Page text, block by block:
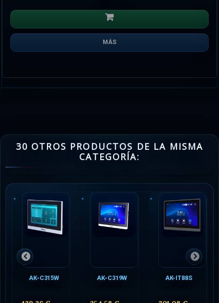
MÁS
30 OTROS PRODUCTOS DE LA MISMA
CATEGORÍA:
AK-C315W AK-C319W AK-IT88S